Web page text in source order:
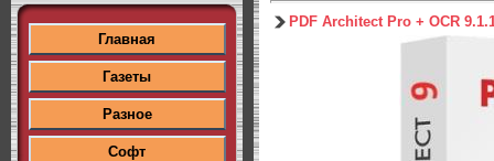
Главная
Газеты
Разное
Софт
PDF Architect Pro + OCR